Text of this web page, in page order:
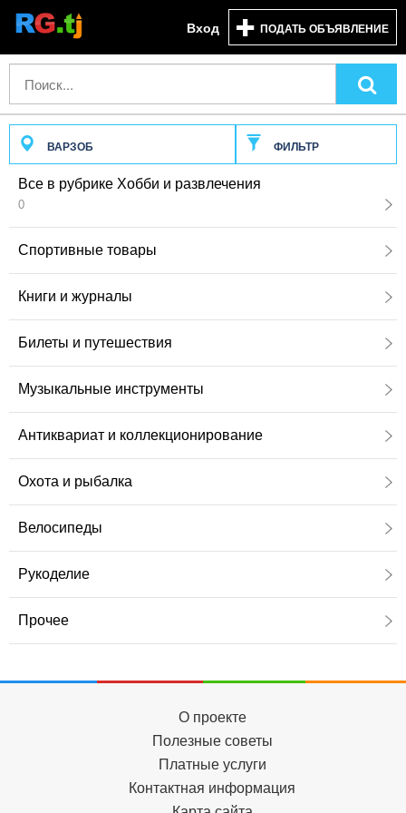
Вход ПОДАТЬ ОБЪЯВЛЕНИЕ
ВАРЗОБ ФИЛЬТР
Все в рубрике Хобби и развлечения
0
Спортивные товары
Книги и журналы
Билеты и путешествия
Музыкальные инструменты
Антиквариат и коллекционирование
Охота и рыбалка
Велосипеды
Рукоделие
Прочее
О проекте
Полезные советы
Платные услуги
Контактная информация